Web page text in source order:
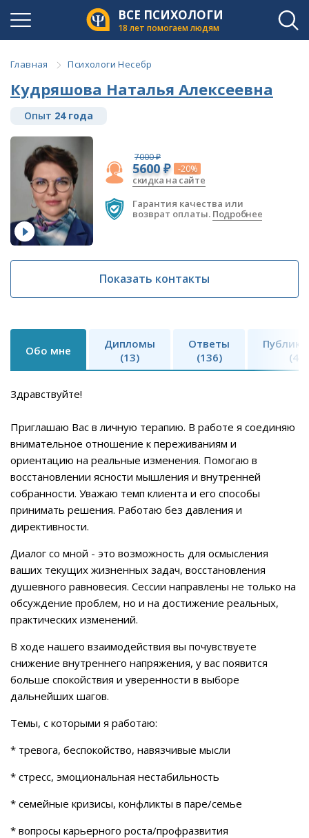
ВСЕ ПСИХОЛОГИ
18 лет помогаем людям
Главная Психологи Несебр
Кудряшова Наталья Алексеевна
Опыт 24 года
7000 ₽
5600 ₽ -20%
скидка на сайте
Гарантия качества или
возврат оплаты. Подробнее
Показать контакты
Обо мне
Дипломы
(13)
Ответы
(136)
(4)
Здравствуйте!
Приглашаю Вас в личную терапию. В работе я соединяю
внимательное отношение к переживаниям и
ориентацию на реальные изменения. Помогаю в
восстановлении ясности мышления и внутренней
собранности. Уважаю темп клиента и его способы
принимать решения. Работаю без давления и
директивности.
Диалог со мной - это возможность для осмысления
ваших текущих жизненных задач, восстановления
душевного равновесия. Сессии направлены не только на
обсуждение проблем, но и на достижение реальных,
практических изменений.
В ходе нашего взаимодействия вы почувствуете
снижение внутреннего напряжения, у вас появится
больше спокойствия и уверенности в выборе
дальнейших шагов.
Темы, с которыми я работаю:
* тревога, беспокойство, навязчивые мысли
* стресс, эмоциональная нестабильность
* семейные кризисы, конфликты в паре/семье
* вопросы карьерного роста/профразвития